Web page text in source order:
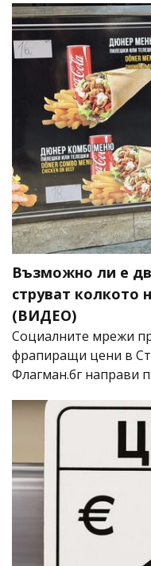
Възможно ли е
струват колкото
(ВИДЕО)
Социалните мрежи
фрапиращи цени в
Флагман.бг направи